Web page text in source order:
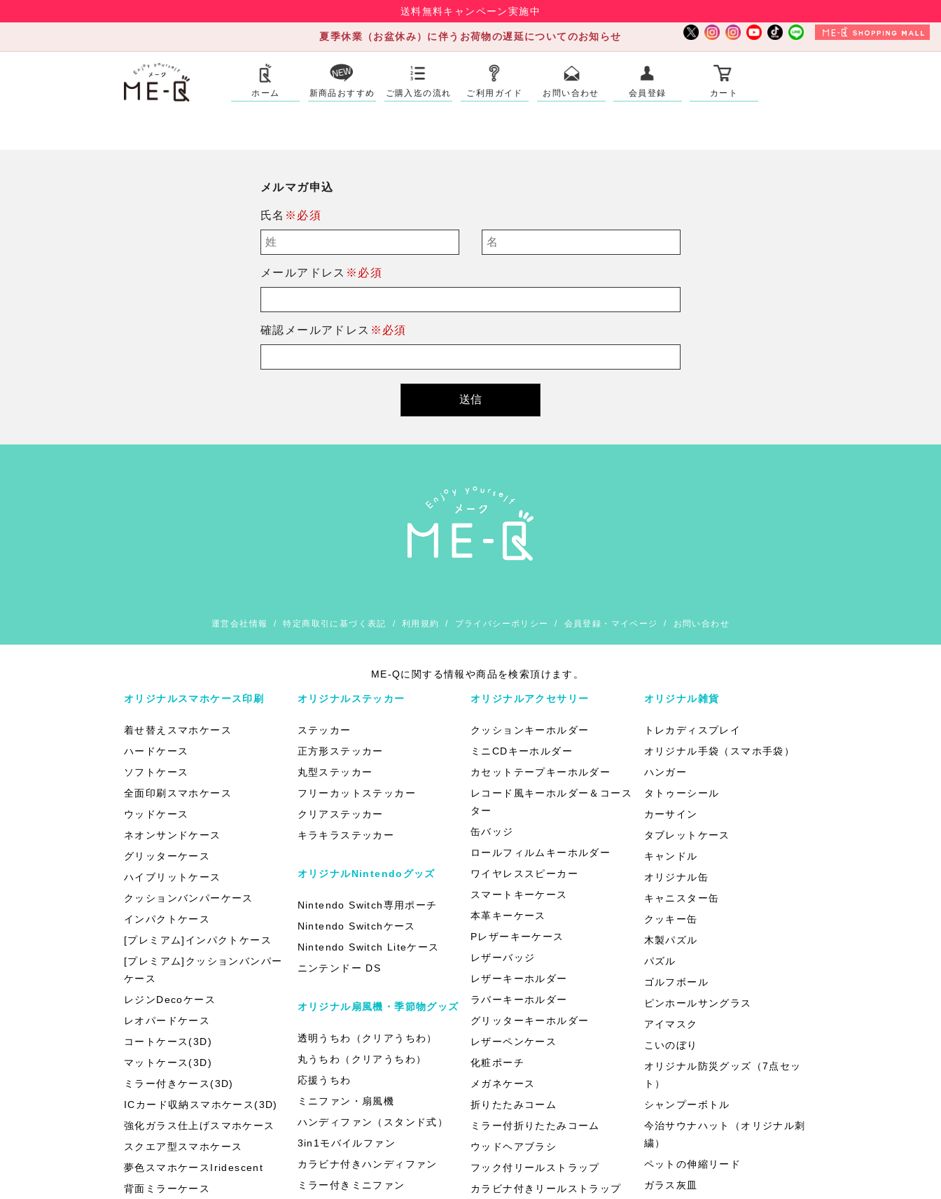
送料無料キャンペーン実施中
夏季休業（お盆休み）に伴うお荷物の遅延についてのお知らせ
ホーム 新商品おすすめ ご購入迄の流れ ご利用ガイド お問い合わせ 会員登録 カート
メルマガ申込
氏名 ※必須
メールアドレス ※必須
確認メールアドレス ※必須
運営会社情報 /特定商取引に基づく表記 / 利用規約 / プライバシーポリシー / 会員登録・マイページ / お問い合わせ
ME-Qに関する情報や商品を検索頂けます。
オリジナルスマホケース印刷
着せ替えスマホケース
ハードケース
ソフトケース
全面印刷スマホケース
ウッドケース
ネオンサンドケース
グリッターケース
ハイブリットケース
クッションバンパーケース
インパクトケース
[プレミアム]インパクトケース
[プレミアム]クッションバンパー
ケース
レジンDecoケース
レオパードケース
コートケース(3D)
マットケース(3D)
ミラー付きケース(3D)
ICカード収納スマホケース(3D)
強化ガラス仕上げスマホケース
スクエア型スマホケース
夢色スマホケースIridescent
背面ミラーケース
オリジナルステッカー
ステッカー
正方形ステッカー
丸型ステッカー
フリーカットステッカー
クリアステッカー
キラキラステッカー
オリジナルNintendoグッズ
Nintendo Switch専用ポーチ
Nintendo Switchケース
Nintendo Switch Liteケース
ニンテンドー DS
オリジナル扇風機・季節物グッズ
透明うちわ（クリアうちわ）
丸うちわ（クリアうちわ）
応援うちわ
ミニファン・扇風機
ハンディファン（スタンド式）
3in1モバイルファン
カラビナ付きハンディファン
ミラー付きミニファン
オリジナルアクセサリー
クッションキーホルダー
ミニCDキーホルダー
カセットテープキーホルダー
レコード風キーホルダー＆コース
ター
缶バッジ
ロールフィルムキーホルダー
ワイヤレススピーカー
スマートキーケース
本革キーケース
Pレザーキーケース
レザーバッジ
レザーキーホルダー
ラバーキーホルダー
グリッターキーホルダー
レザーペンケース
化粧ポーチ
メガネケース
折りたたみコーム
ミラー付折りたたみコーム
ウッドヘアブラシ
フック付リールストラップ
カラビナ付きリールストラップ
オリジナル雑貨
トレカディスプレイ
オリジナル手袋（スマホ手袋）
ハンガー
タトゥーシール
カーサイン
タブレットケース
キャンドル
オリジナル缶
キャニスター缶
クッキー缶
木製パズル
パズル
ゴルフボール
ピンホールサングラス
アイマスク
こいのぼり
オリジナル防災グッズ（7点セッ
ト）
シャンプーボトル
今治サウナハット（オリジナル刺
繍）
ペットの伸縮リード
ガラス灰皿